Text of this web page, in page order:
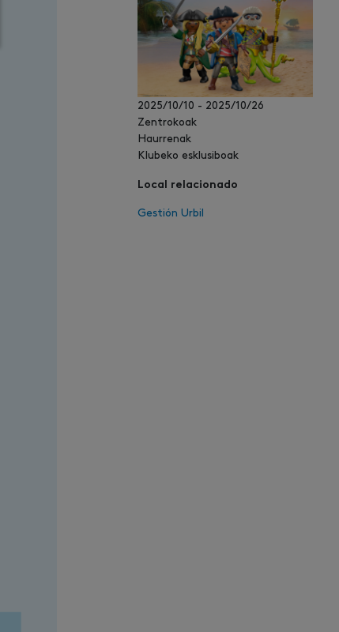
2025/10/10 - 2025/10/26
Zentrokoak
Haurrenak
Klubeko esklusiboak
Local relacionado
Gestión Urbil